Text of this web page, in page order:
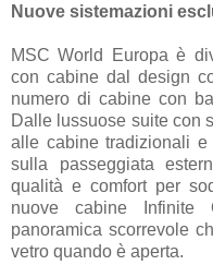
Nuove sistemazioni
MSC World Europa è
con cabine dal design
numero di cabine con
Dalle lussuose suite con
alle cabine tradizionali
sulla passeggiata
qualità e comfort per
nuove cabine Infinite
panoramica scorrevole
vetro quando è aperta.